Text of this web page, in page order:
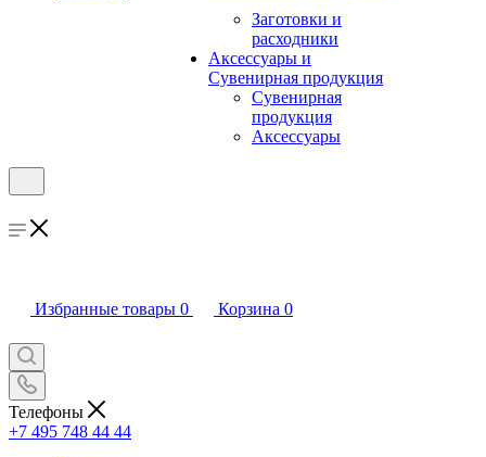
Заготовки и
расходники
Аксессуары и
Сувенирная продукция
Сувенирная
продукция
Аксессуары
Избранные товары 0 Корзина 0
Телефоны
+7 495 748 44 44